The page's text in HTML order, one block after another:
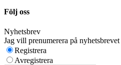
Följ oss
Nyhetsbrev
Jag vill prenumerera på nyhetsbrevet
Registrera
Avregistrera